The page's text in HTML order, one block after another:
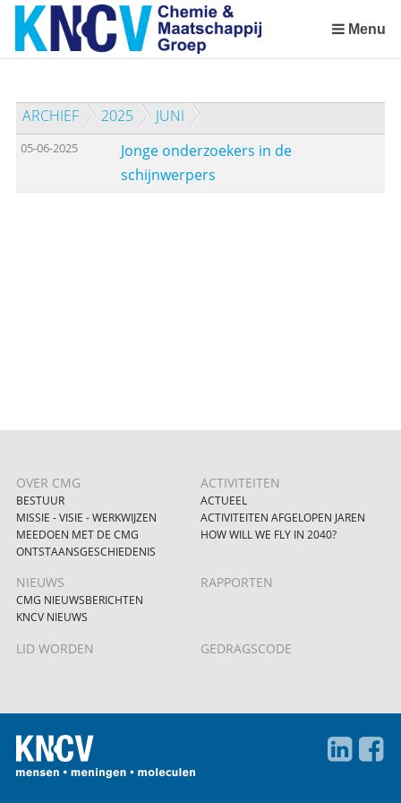
Sla
links
over
de
inhoud
Menu
ARCHIEF 2025 JUNI
05-06-2025
Jonge onderzoekers in de
schijnwerpers
OVER CMG
BESTUUR
MISSIE - VISIE - WERKWIJZEN
MEEDOEN MET DE CMG
ONTSTAANSGESCHIEDENIS
ACTIVITEITEN
ACTUEEL
ACTIVITEITEN AFGELOPEN JAREN
HOW WILL WE FLY IN 2040?
NIEUWS
CMG NIEUWSBERICHTEN
KNCV NIEUWS
RAPPORTEN
LID WORDEN GEDRAGSCODE